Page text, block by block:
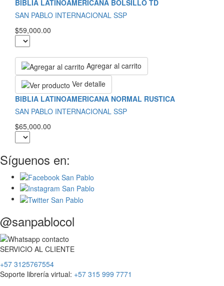
BIBLIA LATINOAMERICANA BOLSILLO TD
SAN PABLO INTERNACIONAL SSP
$59,000.00
Agregar al carrito
Ver detalle
BIBLIA LATINOAMERICANA NORMAL RUSTICA
SAN PABLO INTERNACIONAL SSP
$65,000.00
Síguenos en:
@sanpablocol
SERVICIO AL CLIENTE
+57 3125767554
Soporte librería virtual: +57 315 999 7771